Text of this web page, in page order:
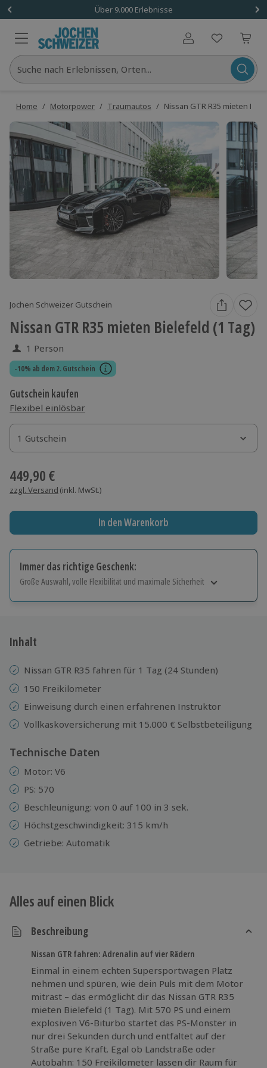
Über 9.000 Erlebnisse
Benutzerkonto
Suche nach Erlebnissen, Orten...
Home / Motorpower / Traumautos / Nissan GTR R35 mieten
Jochen Schweizer Gutschein
Nissan GTR R35 mieten Bielefeld (1 Tag)
1 Person
-10% ab dem 2. Gutschein
Gutschein kaufen
Flexibel einlösbar
1 Gutschein
1 Gutschein
1 Gutschein
449,90 €
zzgl. Versand (inkl. MwSt.)
In den Warenkorb
Immer das richtige Geschenk:
Große Auswahl, volle Flexibilität und maximale Sicherheit
Jeder Gutschein für alle Erlebnisse einlösbar.
Inhalt
Nissan GTR R35 fahren für 1 Tag (24 Stunden)
150 Freikilometer
Einweisung durch einen erfahrenen Instruktor
Vollkaskoversicherung mit 15.000 € Selbstbeteiligung
Technische Daten
Motor: V6
PS: 570
Beschleunigung: von 0 auf 100 in 3 sek.
Höchstgeschwindigkeit: 315 km/h
Getriebe: Automatik
Alles auf einen Blick
Beschreibung
Nissan GTR fahren: Adrenalin auf vier Rädern
Einmal in einem echten Supersportwagen Platz
nehmen und spüren, wie dein Puls mit dem Motor
mitrast – das ermöglicht dir das Nissan GTR R35
mieten Bielefeld (1 Tag). Mit 570 PS und einem
explosiven V6-Biturbo startet das PS-Monster in
nur drei Sekunden durch und entfaltet auf der
Straße pure Kraft. Egal ob Landstraße oder
Autobahn: 150 Freikilometer lassen dir Raum für